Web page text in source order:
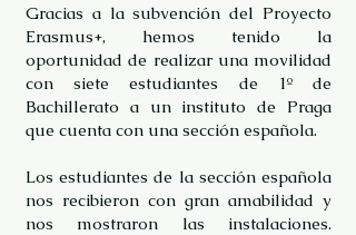
Gracias a la subvención del Proyecto
Erasmus+, hemos tenido la
oportunidad de realizar una movilidad
con siete estudiantes de 1º de
Bachillerato a un instituto de Praga
que cuenta con una sección española.
Los estudiantes de la sección española
nos recibieron con gran amabilidad y
nos mostraron las instalaciones.